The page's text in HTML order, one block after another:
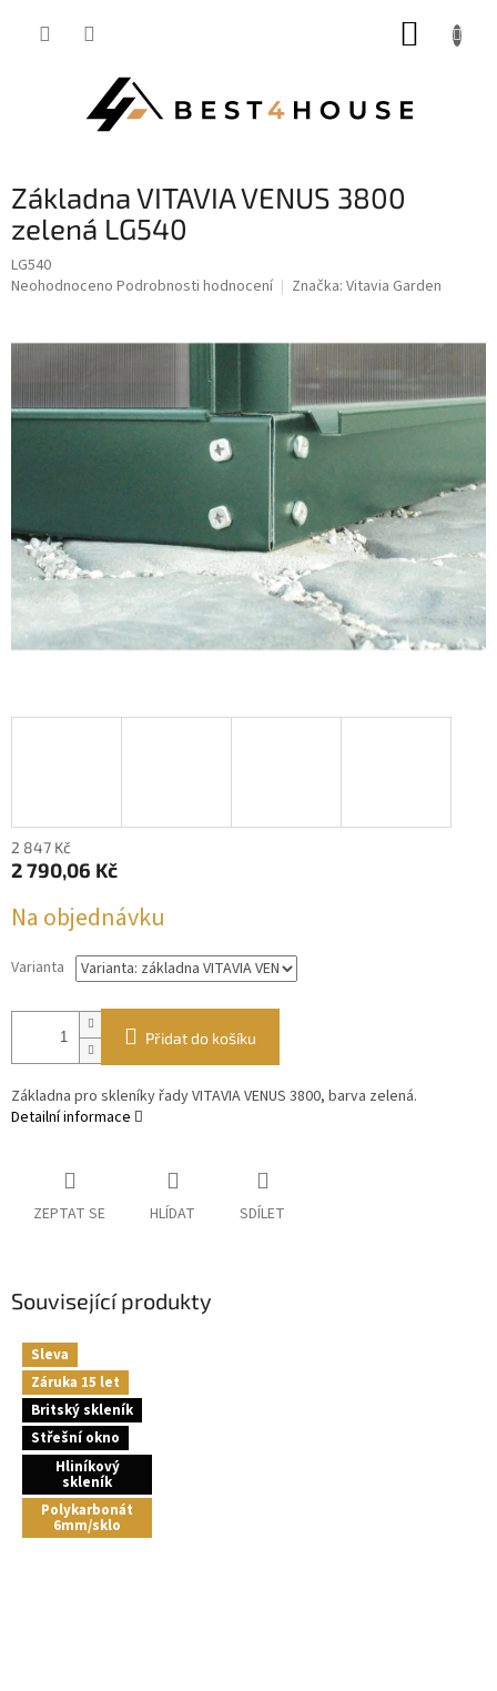
základna VITAVIA VENUS 3800
zelená LG540
LG540
Průměrné
je
5
Neohodnoceno Podrobnosti hodnocení Značka: Vitavia Garden
2 847 Kč
2 790,06 Kč
cena:
Na objednávku
Varianta
Přidat do košíku
Základna pro skleníky řady VITAVIA VENUS 3800, barva zelená.
Detailní informace
ZEPTAT SE HLÍDAT SDÍLET
Související produkty
Sleva
Záruka 15 let
Britský skleník
Střešní okno
Hliníkový
skleník
Polykarbonát
6mm/sklo